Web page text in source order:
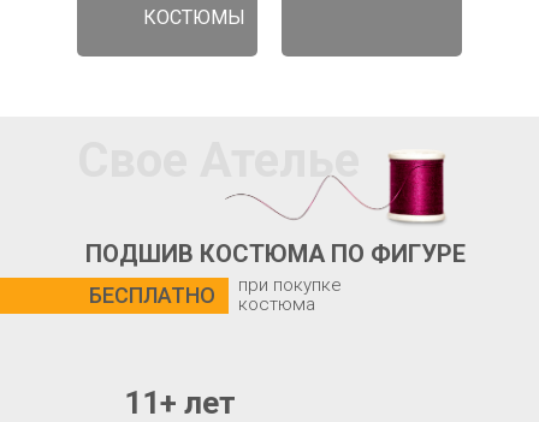
КОСТЮМЫ
Свое Ателье
ПОДШИВ КОСТЮМА ПО ФИГУРЕ
БЕСПЛАТНО
11+ лет
при покупке
костюма